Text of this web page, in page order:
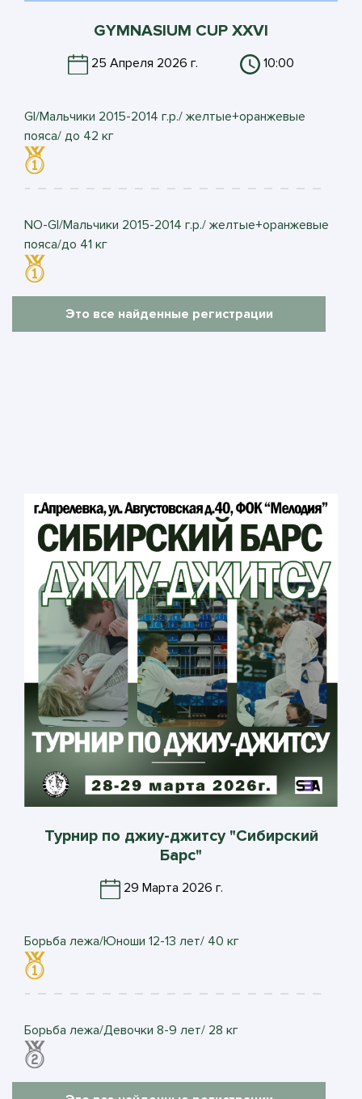
GYMNASIUM CUP XXVI
25 Апреля 2026 г. 10:00
GI/Мальчики 2015-2014 г.р./ желтые+оранжевые
пояса/ до 42 кг
NO-GI/Мальчики 2015-2014 г.р./ желтые+оранжевые
пояса/до 41 кг
Это все найденные регистрации
Турнир по джиу-джитсу "Сибирский
Барс"
29 Марта 2026 г.
Борьба лежа/Юноши 12-13 лет/ 40 кг
Борьба лежа/Девочки 8-9 лет/ 28 кг